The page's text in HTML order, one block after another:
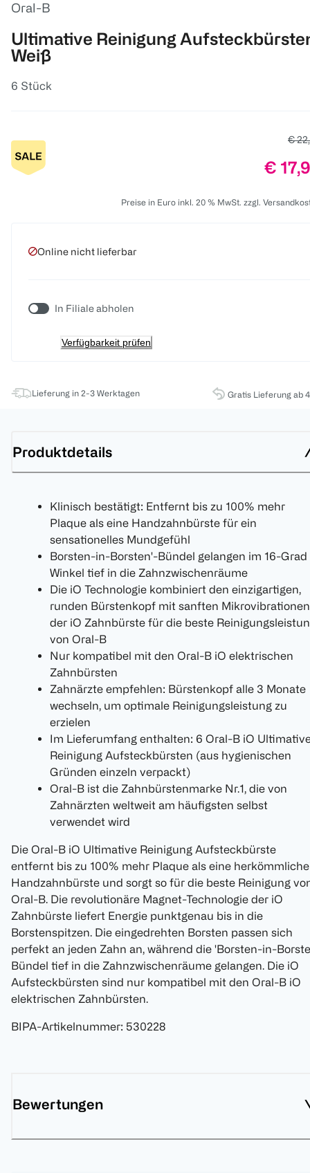
Oral-B
Ultimative Reinigung
Weiß
6 Stück
€
Preis:
€
Preise in Euro inkl. 20 % MwSt. zzgl.
Online nicht lieferbar
In Filiale abholen
Verfügbarkeit prüfen
Lieferung in 2-3 Werktagen Gratis Lieferung ab
Produktdetails
Klinisch bestätigt: Entfernt bis zu 100% mehr
Plaque als eine Handzahnbürste für ein
sensationelles Mundgefühl
Borsten-in-Borsten'-Bündel gelangen im 16-Grad
Winkel tief in die Zahnzwischenräume
Die iO Technologie kombiniert den einzigartigen,
runden Bürstenkopf mit sanften Mikrovibrationen
der iO Zahnbürste für die beste
von Oral-B
Nur kompatibel mit den Oral-B iO elektrischen
Zahnbürsten
Zahnärzte empfehlen: Bürstenkopf alle 3 Monate
wechseln, um optimale Reinigungsleistung zu
erzielen
Im Lieferumfang enthalten: 6 Oral-B iO
Reinigung Aufsteckbürsten (aus hygienischen
Gründen einzeln verpackt)
Oral-B ist die Zahnbürstenmarke Nr.1, die von
Zahnärzten weltweit am häufigsten selbst
verwendet wird
Die Oral-B iO Ultimative Reinigung Aufsteckbürste
entfernt bis zu 100% mehr Plaque als eine herkömmliche
Handzahnbürste und sorgt so für die beste Reinigung
Oral-B. Die revolutionäre Magnet-Technologie der iO
Zahnbürste liefert Energie punktgenau bis in die
Borstenspitzen. Die eingedrehten Borsten passen sich
perfekt an jeden Zahn an, während die 'Borsten-in-
Bündel tief in die Zahnzwischenräume gelangen. Die iO
Aufsteckbürsten sind nur kompatibel mit den Oral-B iO
elektrischen Zahnbürsten.
BIPA-Artikelnummer: 530228
Bewertungen